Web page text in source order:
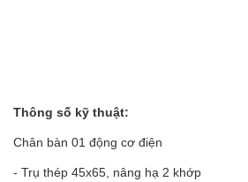
Thông số kỹ thuật:
Chân bàn 01 động cơ điện
- Trụ thép 45x65, nâng hạ 2 khớp